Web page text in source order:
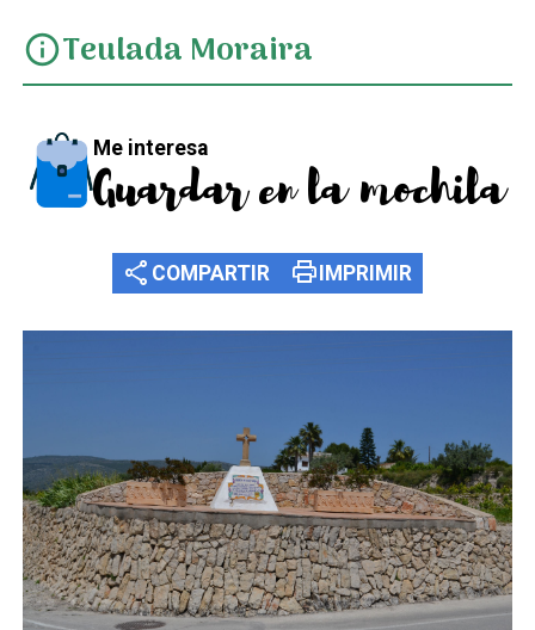
infoTeulada Moraira
Me interesa
Guardar en la mochila
share COMPARTIR printIMPRIMIR